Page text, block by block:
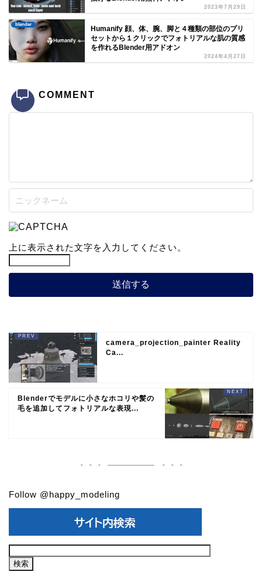
2023年7月29日
blender
Humanify 顔、体、腕、脚と４種類の部位のプリ
セットから１クリックでフォトリアルな肌の質感
を作れるBlender用アドオン
2024年4月27日
COMMENT
上に表示された文字を入力してください。
camera_projection_painter Reality
Ca...
Blenderでモデルに小さなホコリや髪の
毛を追加してフォトリアルな表現...
Follow @happy_modeling